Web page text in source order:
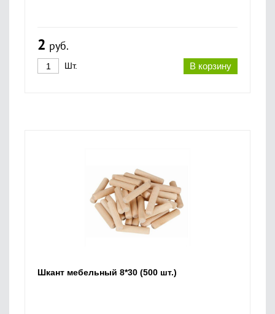
2 руб.
В корзину
Шт.
Шкант мебельный 8*30 (500 шт.)